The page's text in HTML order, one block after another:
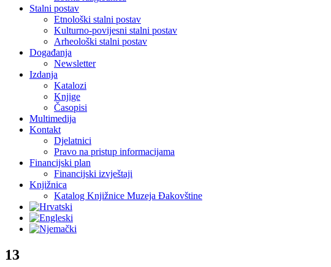
Stalni postav
Etnološki stalni postav
Kulturno-povijesni stalni postav
Arheološki stalni postav
Događanja
Newsletter
Izdanja
Katalozi
Knjige
Časopisi
Multimedija
Kontakt
Djelatnici
Pravo na pristup informacijama
Financijski plan
Financijski izvještaji
Knjižnica
Katalog Knjižnice Muzeja Đakovštine
13